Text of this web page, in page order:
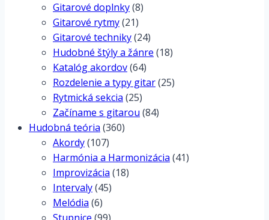
Gitarové doplnky(8)
Gitarové rytmy(21)
Gitarové techniky(24)
Hudobné štýly a žánre (18)
Katalóg akordov(64)
Rozdelenie a typy gitar(25)
Rytmická sekcia (25)
Začíname s gitarou (84)
Hudobná teória (360)
Akordy(107)
Harmónia a Harmonizácia (41)
Improvizácia (18)
Intervaly(45)
Melódia (6)